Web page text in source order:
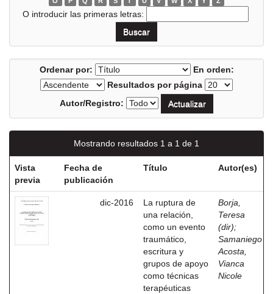
O introducir las primeras letras:
Ordenar por:
En orden:
Resultados por página
Autor/Registro:
Mostrando resultados 1 a 1 de 1
Vista
previa
Fecha de
publicación
Título Autor(es)
dic-2016
La ruptura de
una relación,
como un evento
traumático,
escritura y
grupos de apoyo
como técnicas
terapéuticas
Borja,
Teresa
(dir);
Samaniego
Acosta,
Vianca
Nicole